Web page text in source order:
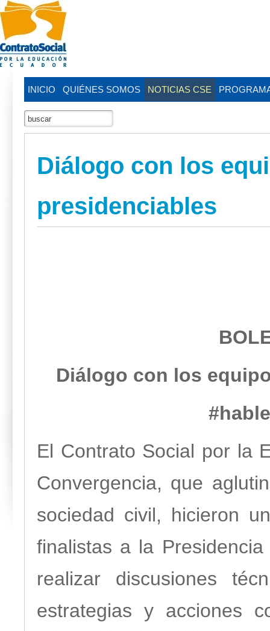
INICIO QUIÉNES SOMOS NOTICIAS CSE
Diálogo con los
presidenciables
Diálogo con los
El Contrato Social por la
Convergencia, que
sociedad civil, hicieron
finalistas a la
realizar discusiones
estrategias y acciones